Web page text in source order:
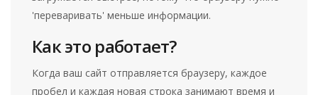
'переваривать' меньше информации.
Как это работает?
Когда ваш сайт отправляется браузеру, каждое
пробел и каждая новая строка занимают время и